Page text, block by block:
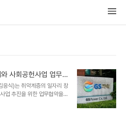
사회공헌사업 업무
식)는 취약계층의 일자리 창
업 추진을 위한 업무협약을
워가 더플러스 카페 개설을